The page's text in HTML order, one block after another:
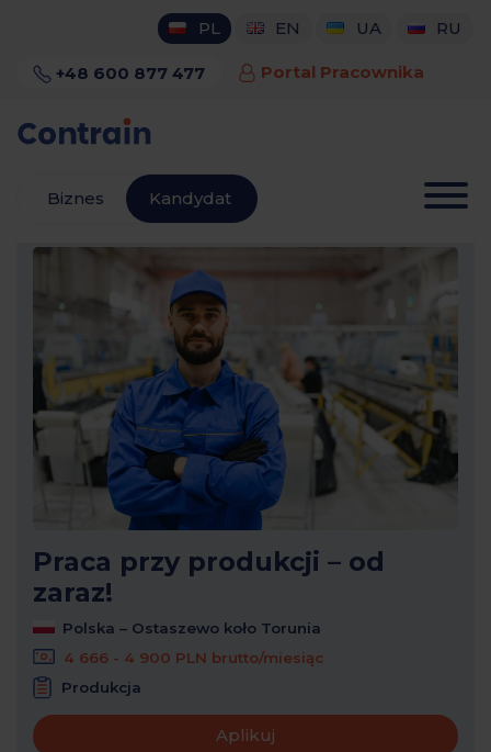
PL EN UA RU
+48 600 877 477 Portal Pracownika
Biznes Kandydat
Praca przy produkcji – od
zaraz!
Polska – Ostaszewo koło Torunia
4 666 - 4 900 PLN brutto/miesiąc
Produkcja
Aplikuj